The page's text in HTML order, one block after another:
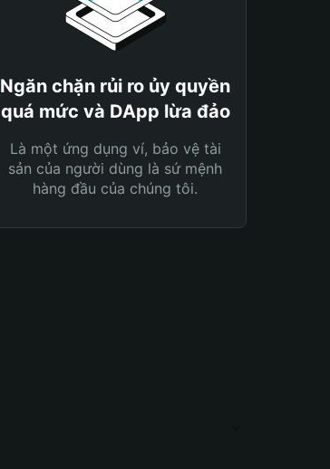
Ngăn chặn rủi ro ủy quyền
quá mức và DApp lừa đảo
Là một ứng dụng ví, bảo vệ tài
sản của người dùng là sứ mệnh
hàng đầu của chúng tôi.